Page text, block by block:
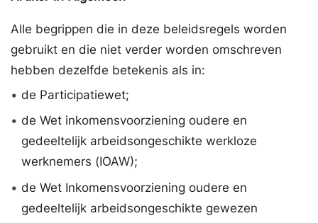
Alle begrippen die in deze beleidsregels worden
gebruikt en die niet verder worden omschreven
hebben dezelfde betekenis als in:
• de Participatiewet;
• de Wet inkomensvoorziening oudere en
gedeeltelijk arbeidsongeschikte werkloze
werknemers (IOAW);
• de Wet Inkomensvoorziening oudere en
gedeeltelijk arbeidsongeschikte gewezen